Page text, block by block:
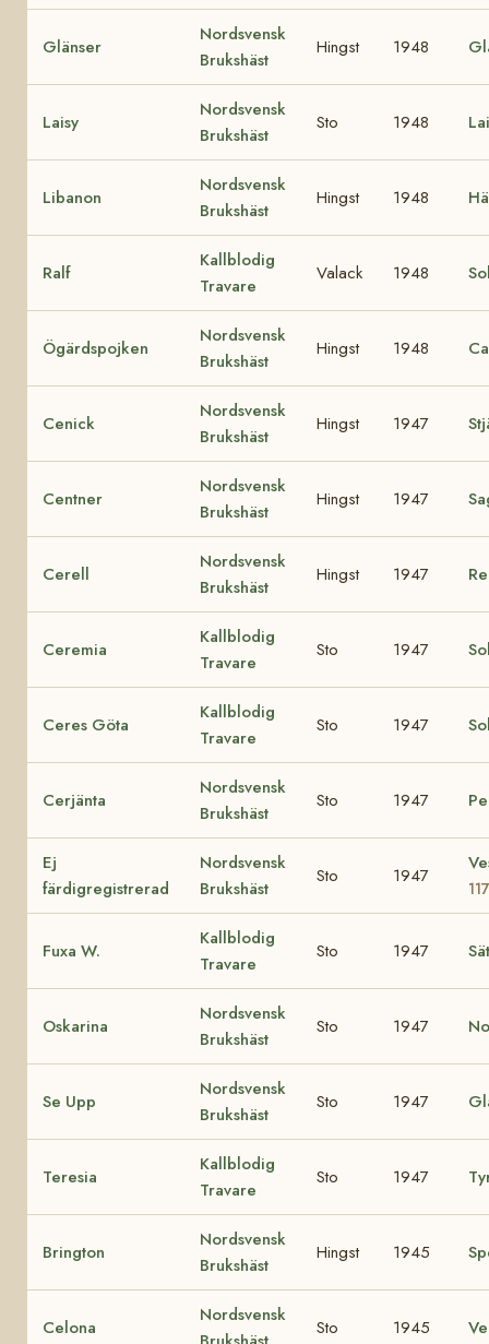
Glänser
Nordsvensk
Brukshäst
Hingst 1948
Laisy
Nordsvensk
Brukshäst
Sto 1948
Libanon
Nordsvensk
Brukshäst
Hingst 1948
Ralf
Kallblodig
Travare
Valack 1948
Ögärdspojken
Nordsvensk
Brukshäst
Hingst 1948
Cenick
Nordsvensk
Brukshäst
Hingst 1947
Centner
Nordsvensk
Brukshäst
Hingst 1947
Cerell
Nordsvensk
Brukshäst
Hingst 1947
Ceremia
Kallblodig
Travare
Sto 1947
Ceres Göta
Kallblodig
Travare
Sto 1947
Cerjänta
Nordsvensk
Brukshäst
Sto 1947
Ej
färdigregistrerad
Nordsvensk
Brukshäst
Sto 1947
Fuxa W.
Kallblodig
Travare
Sto 1947
Oskarina
Nordsvensk
Brukshäst
Sto 1947
Se Upp
Nordsvensk
Brukshäst
Sto 1947
Teresia
Kallblodig
Travare
Sto 1947
Brington
Nordsvensk
Brukshäst
Hingst 1945
Celona
Nordsvensk
Sto 1945